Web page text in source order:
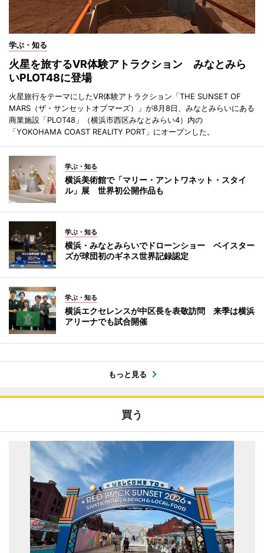
学ぶ・知る
火星を旅するVR体験アトラクション みなとみら
いPLOT48に登場
火星旅行をテーマにしたVR体験アトラクション「THE SUNSET OF
MARS（ザ・サンセットオブマーズ）」が8月8日、みなとみらいにある
商業施設「PLOT48」（横浜市西区みなとみらい4）内の
「YOKOHAMA COAST REALITY PORT」にオープンした。
学ぶ・知る
横浜美術館で「マリー・アントワネット・スタイ
ル」展 世界初公開作品も
学ぶ・知る
横浜・みなとみらいでドローンショー ベイスター
ズが球団初のギネス世界記録認定
学ぶ・知る
横浜エクセレンスが中区長を表敬訪問 来季は横浜
アリーナでも試合開催
もっと見る
買う